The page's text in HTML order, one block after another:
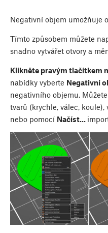
Negativní objem umožňuje
Tímto způsobem můžete
snadno vytvářet otvory a
Klikněte pravým tlačítkem
nabídky vyberte Negativní
negativního objemu.
tvarů (krychle, válec,
nebo pomocí Načíst...